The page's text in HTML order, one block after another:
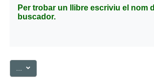
Per trobar un llibre escriviu el nom
buscador.
Exporta les entrades